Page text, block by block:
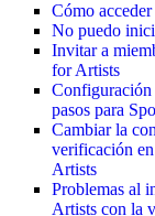
Cómo
No puedo
Invitar a
for Artists
Configuración
pasos para
Cambiar la
verificación
Artists
Problemas al
Artists con la